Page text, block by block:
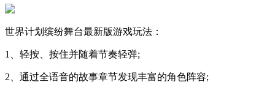
世界计划缤纷舞台最新版游戏玩法：
1、轻按、按住并随着节奏轻弹;
2、通过全语音的故事章节发现丰富的角色阵容;